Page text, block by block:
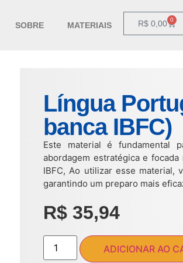
SOBRE MATERIAIS R$ 0,00 0
Língua
banca IBFC)
Este material é fundamental
abordagem estratégica e
IBFC, Ao utilizar esse material,
garantindo um preparo mais
R$35,94
ADICIONAR AO